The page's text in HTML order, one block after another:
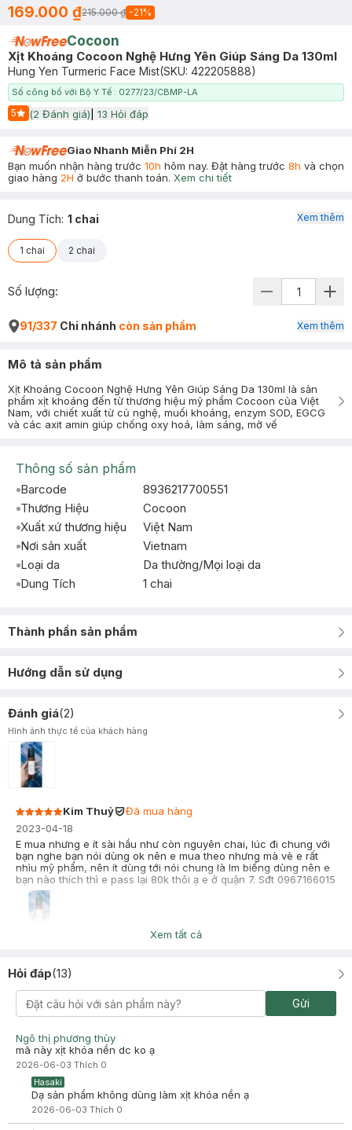
169.000 ₫215.000 ₫ -21%
Cocoon
Xịt Khoáng Cocoon Nghệ Hưng Yên Giúp Sáng Da 130ml
Hung Yen Turmeric Face Mist(SKU: 422205888)
Số công bố với Bộ Y Tế : 0277/23/CBMP-LA
5
Start Icon
(2 Đánh giá) 13 Hỏi đáp
Giao Nhanh Miễn Phí 2H
Bạn muốn nhận hàng trước 10h hôm nay. Đặt hàng trước 8h và chọn
giao hàng 2H ở bước thanh toán. Xem chi tiết
Dung Tích: 1 chai
1 chai 2 chai
Xem thêm
Số lượng:
91/337 Chi nhánh còn sản phẩm Xem thêm
Mô tả sản phẩm
Xịt Khoáng Cocoon Nghệ Hưng Yên Giúp Sáng Da 130ml là sản
phẩm xịt khoáng đến từ thương hiệu mỹ phẩm Cocoon của Việt
Nam, với chiết xuất từ củ nghệ, muối khoáng, enzym SOD, EGCG
và các axit amin giúp chống oxy hoá, làm sáng, mờ vế
Thông số sản phẩm
Barcode
8936217700551
Thương Hiệu
Cocoon
Xuất xứ thương hiệu
Việt Nam
Nơi sản xuất
Vietnam
Loại da
Da thường/Mọi loại da
Dung Tích
1 chai
Thành phần sản phẩm
Hướng dẫn sử dụng
Đánh giá(2)
Hình ảnh thực tế của khách hàng
Kim Thuỷ
Đã mua hàng
2023-04-18
E mua nhưng e ít sài hầu như còn nguyên chai, lúc đi chung với
bạn nghe bạn nói dùng ok nên e mua theo nhưng mà vè e rất
nhìu mỹ phẩm, nên ít dùng tới nói chung là lm biếng dùng nên e
bạn nào thích thì e pass lại 80k thôi ạ e ở quận 7. Sđt 0967166015
2022-01-12
tiền cũng rẻ! Nói chung ổn! Thích
Xem tất cả
Hỏi đáp(13)
Gửi
Ngô thị phương thùy
mã này xịt khóa nền dc ko ạ
2026-06-03 Thích 0
Hasaki
Dạ sản phẩm không dùng làm xịt khóa nền ạ
2026-06-03 Thích 0